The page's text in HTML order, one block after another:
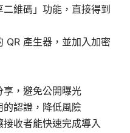
維碼」功能，直接得到
QR 產生器，並加入加密
，避免公開曝光
認證，降低風險
收者能快速完成導入